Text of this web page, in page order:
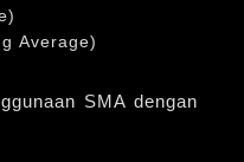
Average)
SMA dengan